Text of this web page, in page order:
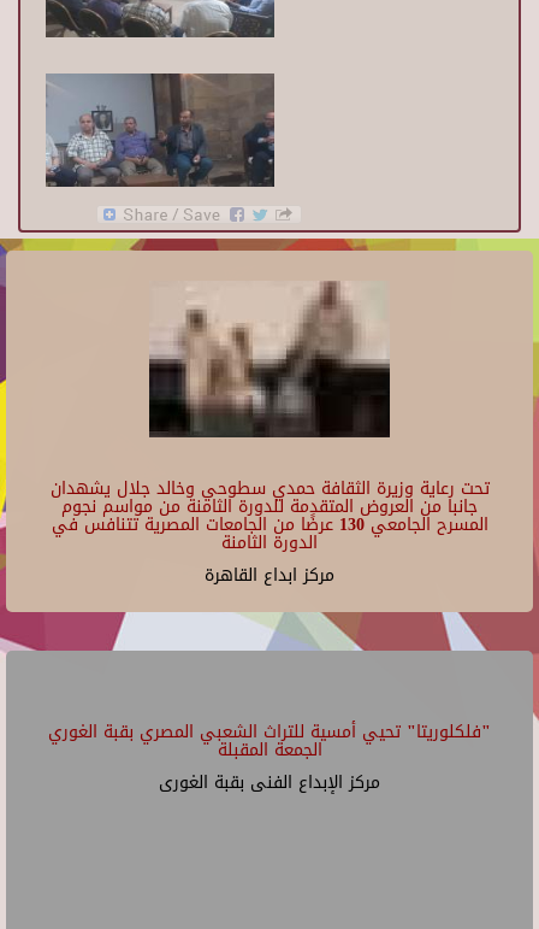
تحت رعاية وزيرة الثقافة حمدي سطوحي وخالد جلال يشهدان
جانبا من العروض المتقدمة للدورة الثامنة من مواسم نجوم
المسرح الجامعي 130 عرضًا من الجامعات المصرية تتنافس في
الدورة الثامنة
مركز ابداع القاهرة
"فلكلوريتا" تحيي أمسية للتراث الشعبي المصري بقبة الغوري
الجمعة المقبلة
مركز الإبداع الفنى بقبة الغورى